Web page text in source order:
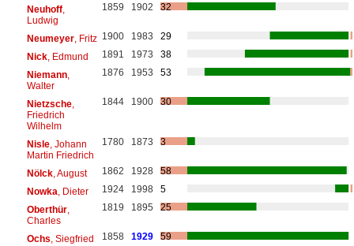
Neuhoff,
Ludwig
1859 1902 32
Neumeyer, Fritz 1900 1983
29
Nick, Edmund 1891 1973
38
Niemann,
Walter
1876 1953 53
Nietzsche,
Friedrich
Wilhelm
1844 1900 30
Nisle, Johann
Martin Friedrich
1780 1873 3
Nölck, August 1862 1928
58
Nowka , Dieter 1924 1998
5
Oberthür,
Charles
1819 1895 25
Ochs , Siegfried 1858 1929
59